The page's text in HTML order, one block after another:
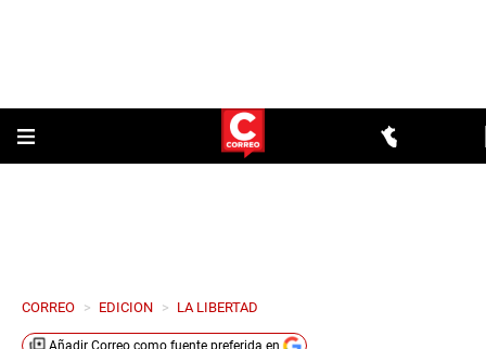
CORREO > EDICION > LA LIBERTAD
Añadir Correo como fuente preferida en